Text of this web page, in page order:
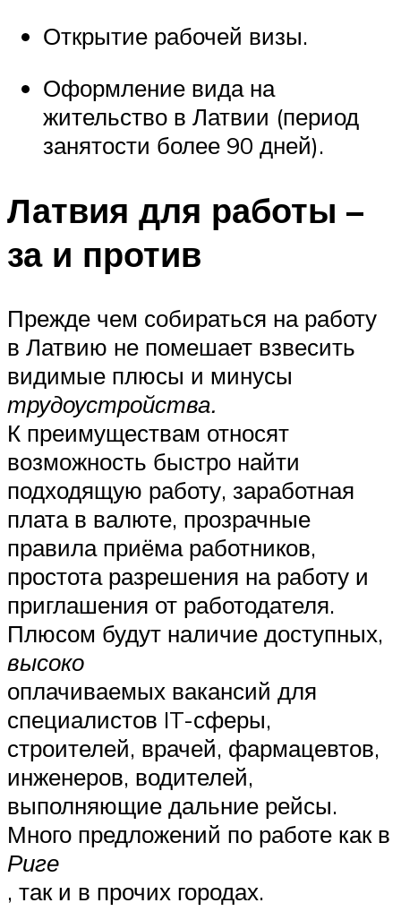
Открытие рабочей визы.
Оформление вида на
жительство в Латвии (период
занятости более 90 дней).
Латвия для работы –
за и против
Прежде чем собираться на работу
в Латвию не помешает взвесить
видимые плюсы и минусы
трудоустройства.
К преимуществам относят
возможность быстро найти
подходящую работу, заработная
плата в валюте, прозрачные
правила приёма работников,
простота разрешения на работу и
приглашения от работодателя.
Плюсом будут наличие доступных,
высоко
оплачиваемых вакансий для
специалистов IT-сферы,
строителей, врачей, фармацевтов,
инженеров, водителей,
выполняющие дальние рейсы.
Много предложений по работе как в
Риге
, так и в прочих городах.